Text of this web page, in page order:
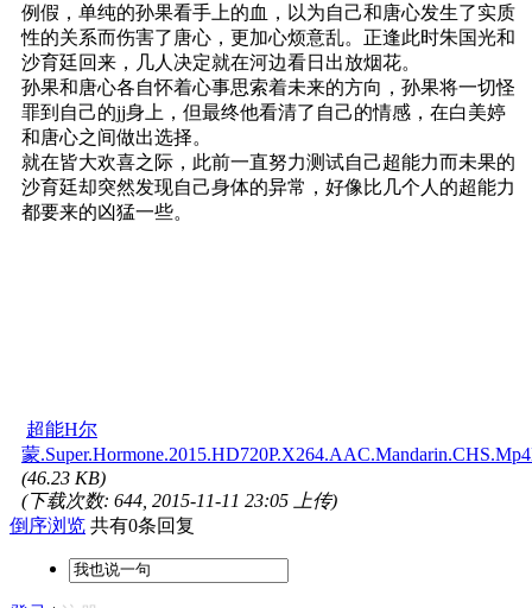
例假，单纯的孙果看手上的血，以为自己和唐心发生了实质
性的关系而伤害了唐心，更加心烦意乱。正逢此时朱国光和
沙育廷回来，几人决定就在河边看日出放烟花。
孙果和唐心各自怀着心事思索着未来的方向，孙果将一切怪
罪到自己的jj身上，但最终他看清了自己的情感，在白美婷
和唐心之间做出选择。
就在皆大欢喜之际，此前一直努力测试自己超能力而未果的
沙育廷却突然发现自己身体的异常，好像比几个人的超能力
都要来的凶猛一些。
超能H尔
蒙
(46.23 KB)
(下载次数: 644, 2015-11-11 23:05 上传)
倒序浏览 共有0条回复